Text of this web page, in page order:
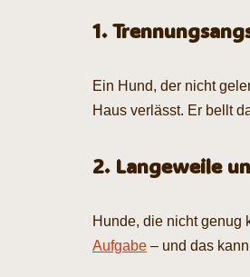
1.
Ein Hund, der nicht
Haus verlässt. Er bellt
2. Langeweile
Hunde, die nicht genug
Aufgabe – und das